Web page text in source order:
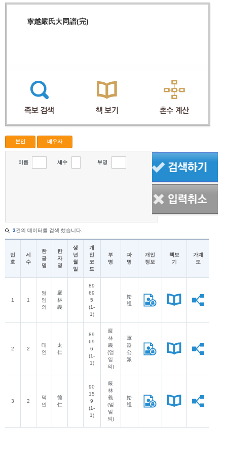
寧越嚴氏大同譜(完)
본인 배우자
이름 세수 부명
3건의 데이터를 검색 했습니다.
번
호
세
수
한
글
명
한
자
명
생
년
월
일
개
인
코
드
부
명
파
명
개인
정보
책보
기
가계
도
1 1
엄
임
의
嚴
林
義
89
69
5
(1-
1)
始
祖
2 2
태
인
太
仁
89
69
6
(1-
1)
嚴
林
義
(엄
임
의)
軍
器
公
派
3 2
덕
인
德
仁
90
15
9
(1-
1)
嚴
林
義
(엄
임
의)
始
祖